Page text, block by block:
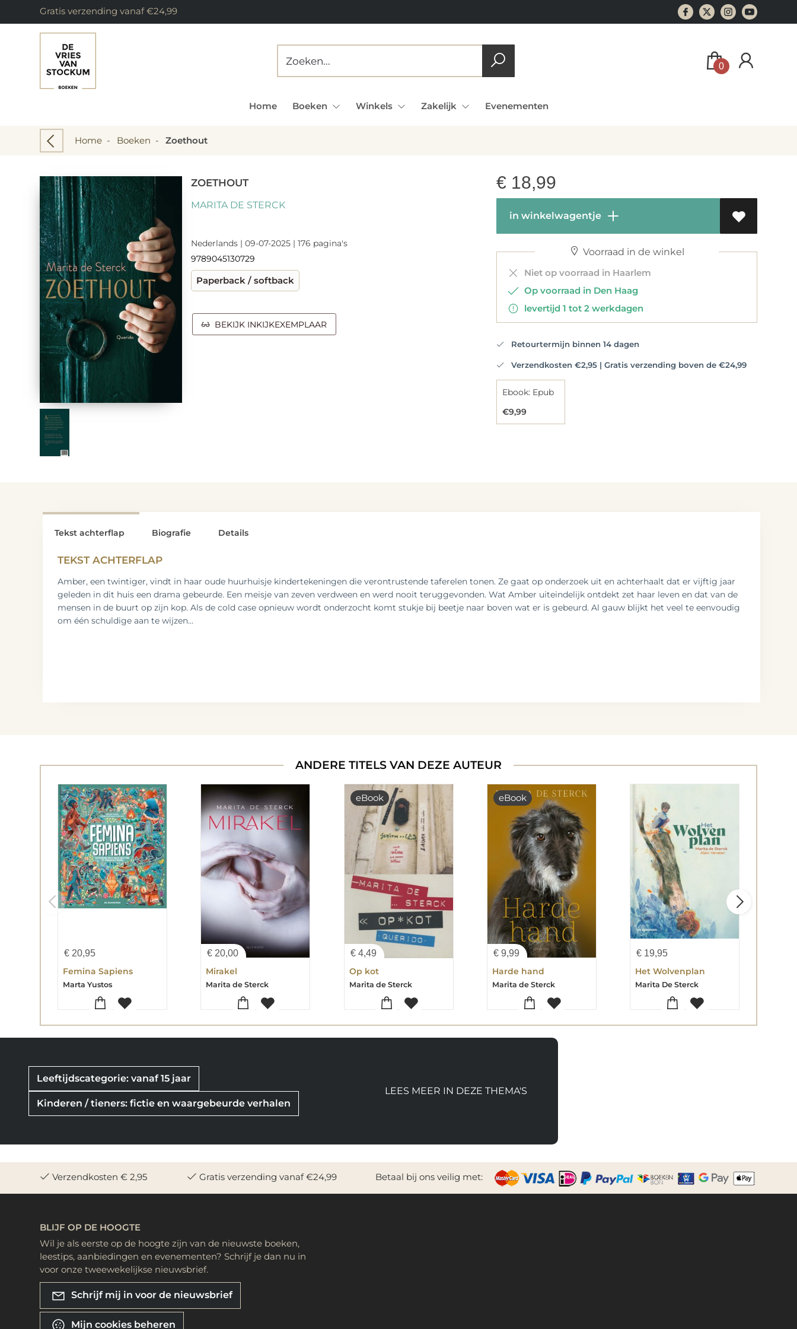
Gratis verzending vanaf €24,99
0
Home Boeken Winkels Zakelijk Evenementen
Home - Boeken - Zoethout
ZOETHOUT
MARITA DE STERCK
Nederlands | 09-07-2025 | 176 pagina's
9789045130729
Paperback / softback
BEKIJK INKIJKEXEMPLAAR
€ 18,99
in winkelwagentje
Voorraad in de winkel
Niet op voorraad in Haarlem
Op voorraad in Den Haag
levertijd 1 tot 2 werkdagen
Retourtermijn binnen 14 dagen
Verzendkosten €2,95 | Gratis verzending boven de €24,99
Ebook: Epub
€9,99
Tekst achterflap
TEKST ACHTERFLAP
Amber, een twintiger, vindt in haar oude huurhuisje kindertekeningen die verontrustende taferelen tonen. Ze gaat op onderzoek uit en achterhaalt dat er vijftig jaar
geleden in dit huis een drama gebeurde. Een meisje van zeven verdween en werd nooit teruggevonden. Wat Amber uiteindelijk ontdekt zet haar leven en dat van de
mensen in de buurt op zijn kop. Als de cold case opnieuw wordt onderzocht komt stukje bij beetje naar boven wat er is gebeurd. Al gauw blijkt het veel te eenvoudig
om één schuldige aan te wijzen…
Biografie Details
ANDERE TITELS VAN DEZE AUTEUR
€ 20,95
Femina Sapiens
Marta Yustos
€ 20,00
Mirakel
Marita de Sterck
€4,49
eBook
Op kot
Marita de Sterck
€9,99
eBook
Harde hand
Marita de Sterck
€ 19,95
Het Wolvenplan
Marita De Sterck
Leeftijdscategorie: vanaf 15 jaar
Kinderen / tieners: fictie en waargebeurde verhalen
LEES MEER IN DEZE THEMA'S
Verzendkosten € 2,95 Gratis verzending vanaf €24,99 Betaal bij ons veilig met:
BLIJF OP DE HOOGTE
Wil je als eerste op de hoogte zijn van de nieuwste boeken,
leestips, aanbiedingen en evenementen? Schrijf je dan nu in
voor onze tweewekelijkse nieuwsbrief.
Schrijf mij in voor de nieuwsbrief
Mijn cookies beheren